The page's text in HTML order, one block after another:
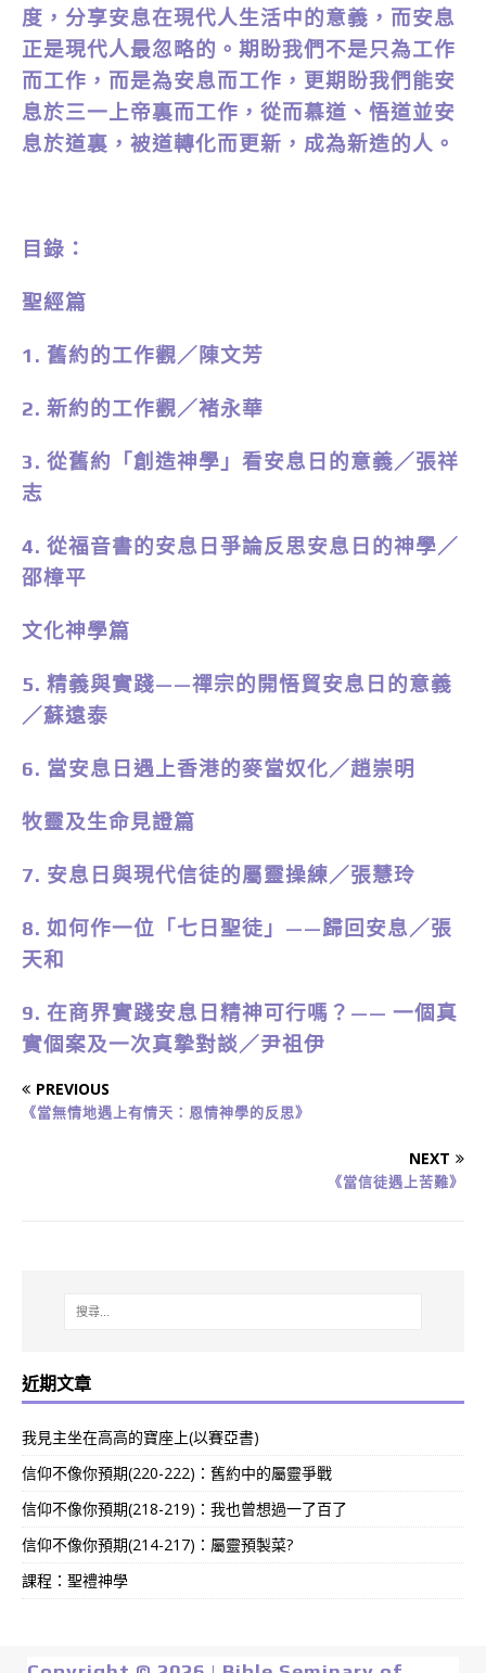
度，分享安息在現代人生活中的意義，而安息
正是現代人最忽略的。期盼我們不是只為工作
而工作，而是為安息而工作，更期盼我們能安
息於三一上帝裏而工作，從而慕道、悟道並安
息於道裏，被道轉化而更新，成為新造的人。
目錄：
聖經篇
1. 舊約的工作觀／陳文芳
2. 新約的工作觀／褚永華
3. 從舊約「創造神學」看安息日的意義／張祥
志
4. 從福音書的安息日爭論反思安息日的神學／
邵樟平
文化神學篇
5. 精義與實踐——禪宗的開悟貿安息日的意義
／蘇遠泰
6. 當安息日遇上香港的麥當奴化／趙崇明
牧靈及生命見證篇
7. 安息日與現代信徒的屬靈操練／張慧玲
8. 如何作一位「七日聖徒」——歸回安息／張
天和
9. 在商界實踐安息日精神可行嗎？—— 一個真
實個案及一次真摯對談／尹祖伊
PREVIOUS
《當無情地遇上有情天：恩情神學的反思》
NEXT
《當信徒遇上苦難》
近期文章
我見主坐在高高的寶座上(以賽亞書)
信仰不像你預期(220-222)：舊約中的屬靈爭戰
信仰不像你預期(218-219)：我也曾想過一了百了
信仰不像你預期(214-217)：屬靈預製菜?
課程：聖禮神學